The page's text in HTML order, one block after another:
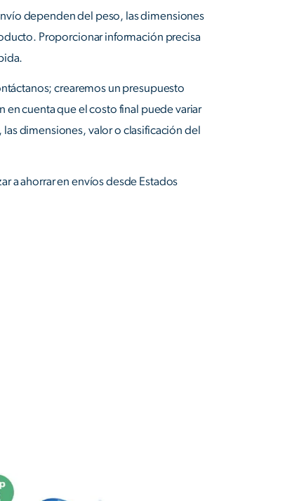
dependen del peso, las dimensiones
Proporcionar información precisa
crearemos un presupuesto
en cuenta que el costo final puede variar
dimensiones, valor o clasificación del
a ahorrar en envíos desde Estados